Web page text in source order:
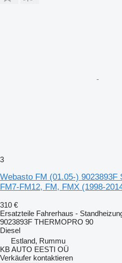
3
Webasto FM (01.05-) 9023893F
FM7-FM12, FM, FMX (1998-
310 €
Ersatzteile Fahrerhaus -
9023893F THERMOPRO 90
Diesel
Estland, Rummu
KB AUTO EESTI OÜ
Verkäufer kontaktieren